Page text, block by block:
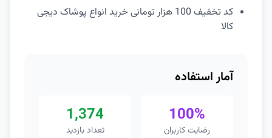
کد تخفیف 100 هزار تومانی خرید انواع پوشاک دیجی
کالا
آمار استفاده
100%
رضایت کاربران
1,374
تعداد بازدید